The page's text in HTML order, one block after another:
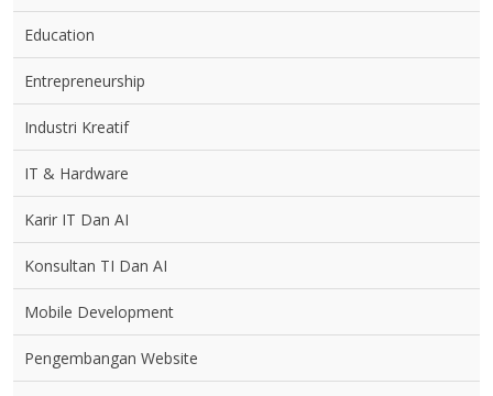
Education
Entrepreneurship
Industri Kreatif
IT & Hardware
Karir IT Dan AI
Konsultan TI Dan AI
Mobile Development
Pengembangan Website